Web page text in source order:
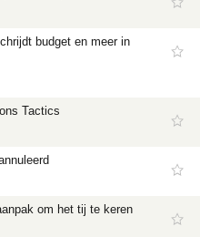
budget en meer in
Tactics
om het tij te keren